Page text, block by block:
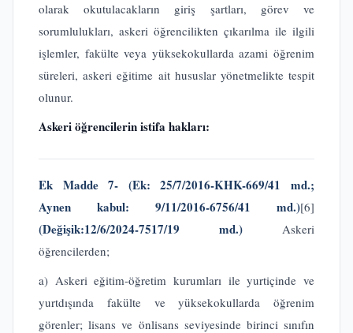
olarak okutulacakların giriş şartları, görev ve
sorumlulukları, askeri öğrencilikten çıkarılma ile ilgili
işlemler, fakülte veya yüksekokullarda azami öğrenim
süreleri, askeri eğitime ait hususlar yönetmelikte tespit
olunur.
Askeri öğrencilerin istifa hakları:
Ek Madde 7- (Ek: 25/7/2016-KHK-669/41 md.;
Aynen kabul: 9/11/2016-6756/41 md.)[6]
(Değişik:12/6/2024-7517/19 md.) Askeri
öğrencilerden;
a) Askeri eğitim-öğretim kurumları ile yurtiçinde ve
yurtdışında fakülte ve yüksekokullarda öğrenim
görenler; lisans ve önlisans seviyesinde birinci sınıfın